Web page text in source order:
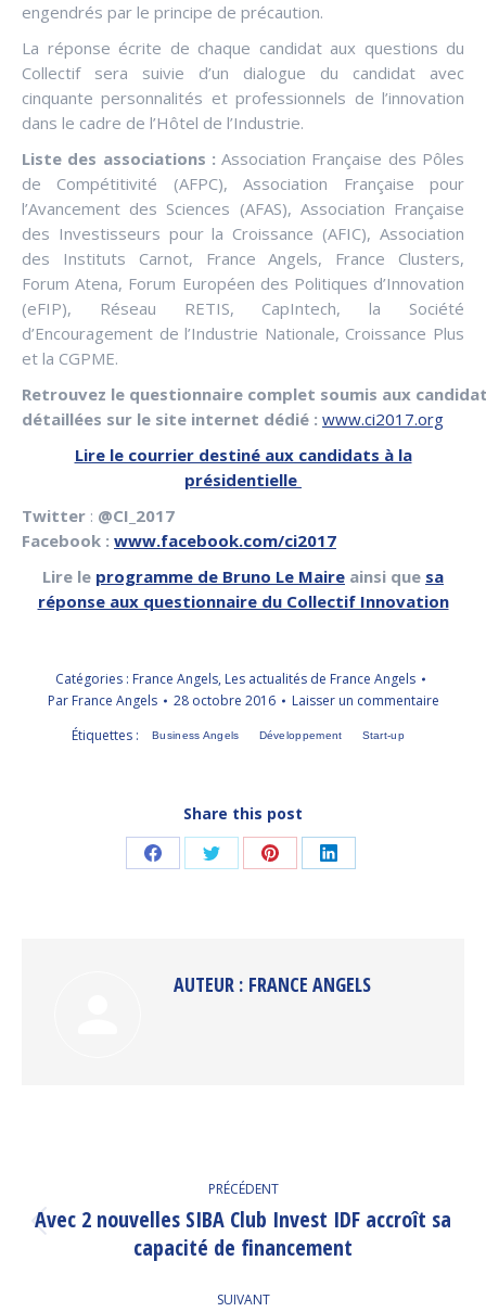
engendrés par le principe de précaution.
La réponse écrite de chaque candidat aux questions du
Collectif sera suivie d’un dialogue du candidat avec
cinquante personnalités et professionnels de l’innovation
dans le cadre de l’Hôtel de l’Industrie.
Liste des associations : Association Française des Pôles
de Compétitivité (AFPC), Association Française pour
l’Avancement des Sciences (AFAS), Association Française
des Investisseurs pour la Croissance (AFIC), Association
des Instituts Carnot, France Angels, France Clusters,
Forum Atena, Forum Européen des Politiques d’Innovation
(eFIP), Réseau RETIS, CapIntech, la Société
d’Encouragement de l’Industrie Nationale, Croissance Plus
et la CGPME.
Retrouvez le questionnaire complet soumis aux
détaillées sur le site internet dédié : www.ci2017.org
Lire le courrier destiné aux candidats à la
présidentielle
Twitter : @CI_2017
Facebook : www.facebook.com/ci2017
Lire le programme de Bruno Le Maire ainsi que sa
réponse aux questionnaire du Collectif Innovation
Catégories : France Angels, Les actualités de France Angels
Par France Angels 28 octobre 2016
Laisser un commentaire
Étiquettes :
Business Angels Développement Start-up
Share this post
PartagerPartagerPartagerPartager
AUTEUR : FRANCE ANGELS
ARTICLE
PRÉCÉDENT
Article
précédent
Avec 2 nouvelles SIBA Club Invest IDF accroît sa
capacité de financement
SUIVANT